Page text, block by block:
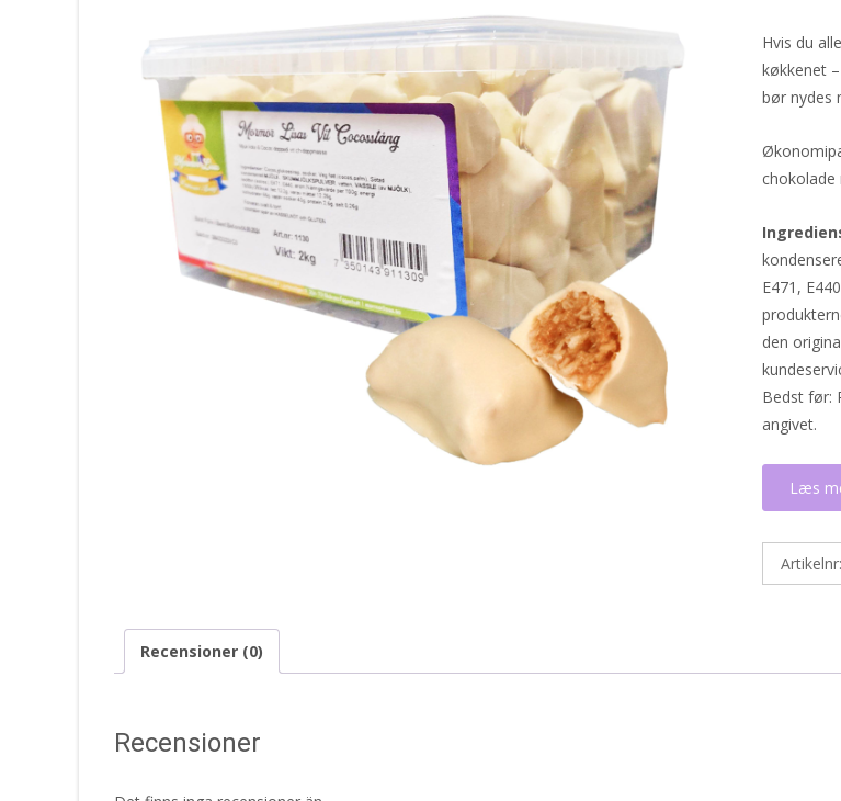
Hvis du
køkkenet
bør nydes
E471,
den
Bedst før:
angivet.
Læs
Artikelnr:
Recensioner (0)
Recensioner